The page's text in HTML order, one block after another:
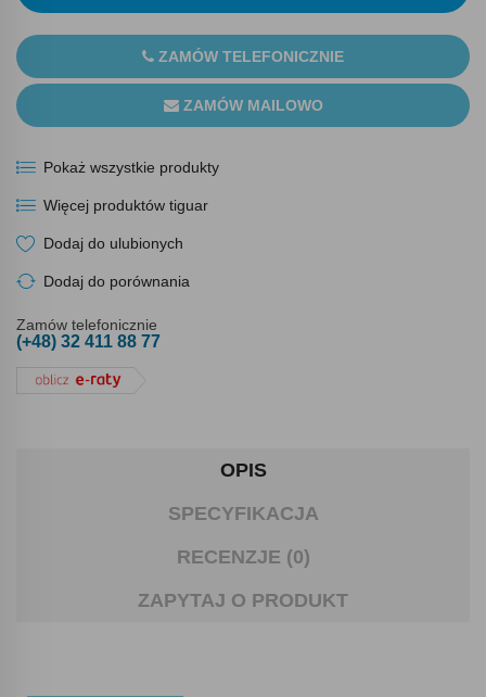
ZAMÓW TELEFONICZNIE
ZAMÓW MAILOWO
Pokaż wszystkie produkty
Więcej produktów tiguar
Dodaj do ulubionych
Dodaj do porównania
Zamów telefonicznie
(+48) 32 411 88 77
OPIS
SPECYFIKACJA
RECENZJE (0)
ZAPYTAJ O PRODUKT